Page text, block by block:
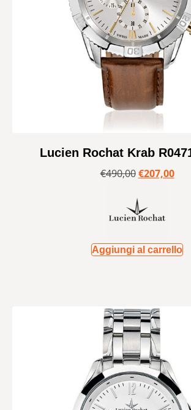
Lucien Rochat Krab
€490,00 €207,00
Aggiungi al carrello